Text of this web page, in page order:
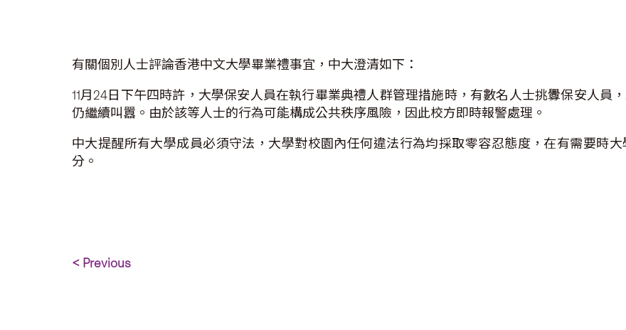
有關個別人士評論香港中文大學畢業禮事宜，中大澄清如下：
11月24日下午四時許，大學保安人員在執行畢業典禮人群管理措施時，有數名人士挑釁保安人員
仍繼續叫囂。由於該等人士的行為可能構成公共秩序風險，因此校方即時報警處理。
中大提醒所有大學成員必須守法，大學對校園內任何違法行為均採取零容忍態度，在有需要時
分。
< Previous